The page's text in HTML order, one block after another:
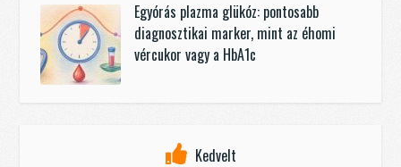
Egyórás plazma glükóz: pontosabb
diagnosztikai marker, mint az éhomi
vércukor vagy a HbA1c
Kedvelt